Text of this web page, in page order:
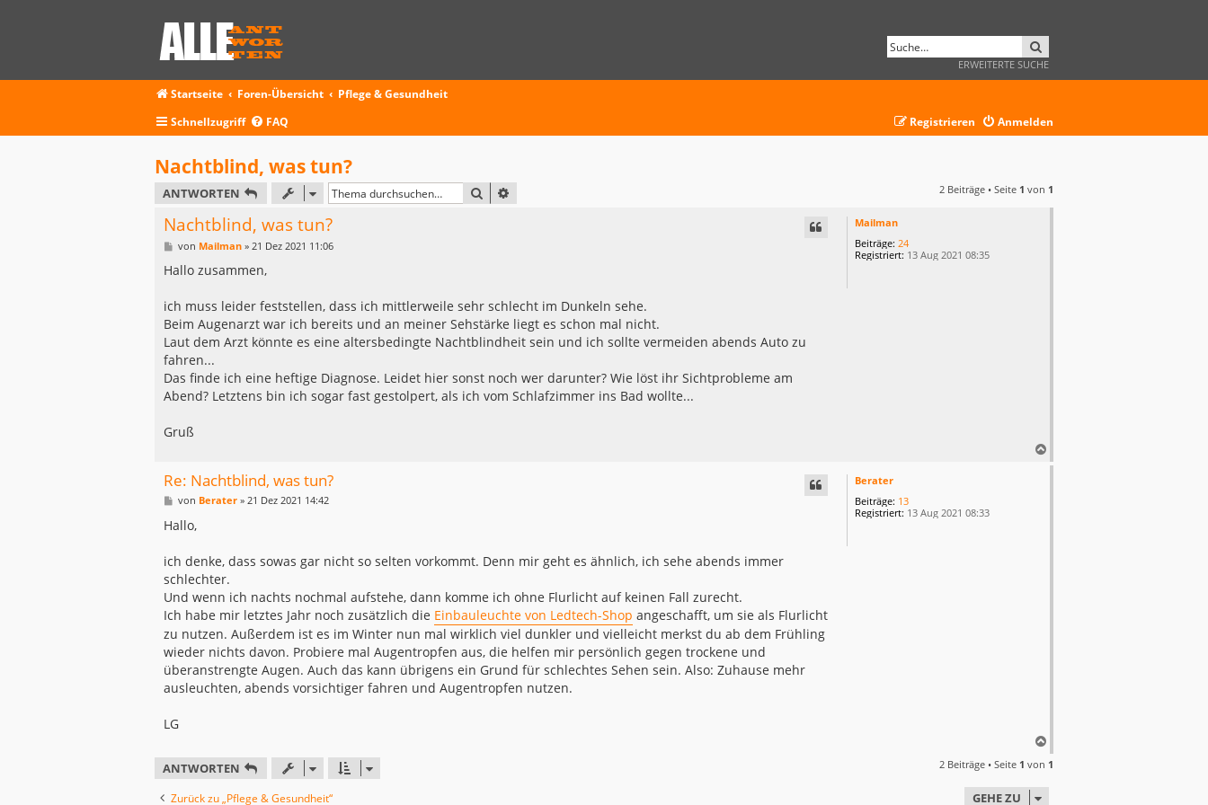
ERWEITERTE SUCHE
Startseite Foren-Übersicht
Pflege & Gesundheit
Schnellzugriff
FAQ Anmelden
Registrieren
Nachtblind, was tun?
ANTWORTEN SUCHE 2 Beiträge • Seite 1 von 1
Mailman
Beiträge: 24
Registriert: 13 Aug 2021 08:35
Nachtblind, was tun?
B
i
a
g
von Mailman» 21 Dez 2021 11:06
Hallo zusammen,
ich muss leider feststellen, dass ich mittlerweile sehr schlecht im Dunkeln sehe.
Beim Augenarzt war ich bereits und an meiner Sehstärke liegt es schon mal nicht.
Laut dem Arzt könnte es eine altersbedingte Nachtblindheit sein und ich sollte vermeiden abends Auto zu
fahren...
Das finde ich eine heftige Diagnose. Leidet hier sonst noch wer darunter? Wie löst ihr Sichtprobleme am
Abend? Letztens bin ich sogar fast gestolpert, als ich vom Schlafzimmer ins Bad wollte...
Gruß
a
Berater
Beiträge: 13
Registriert: 13 Aug 2021 08:33
Re: Nachtblind, was tun?
B
i
t
a
g
von Berater» 21 Dez 2021 14:42
Hallo,
ich denke, dass sowas gar nicht so selten vorkommt. Denn mir geht es ähnlich, ich sehe abends immer
schlechter.
Und wenn ich nachts nochmal aufstehe, dann komme ich ohne Flurlicht auf keinen Fall zurecht.
Ich habe mir letztes Jahr noch zusätzlich die Einbauleuchte von Ledtech-Shop angeschafft, um sie als Flurlicht
zu nutzen. Außerdem ist es im Winter nun mal wirklich viel dunkler und vielleicht merkst du ab dem Frühling
wieder nichts davon. Probiere mal Augentropfen aus, die helfen mir persönlich gegen trockene und
überanstrengte Augen. Auch das kann übrigens ein Grund für schlechtes Sehen sein. Also: Zuhause mehr
ausleuchten, abends vorsichtiger fahren und Augentropfen nutzen.
LG
a
c
ANTWORTEN 2 Beiträge • Seite 1 von 1
Zurück zu „Pflege & Gesundheit“ GEHE ZU